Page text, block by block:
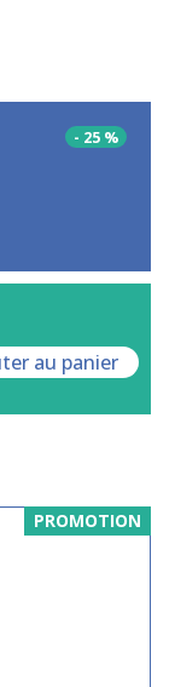
PROMOTION
- 25 %
au panier